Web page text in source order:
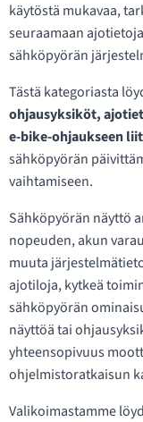
käytöstä mukavaa,
seuraamaan
sähköpyörän
Tästä kategoriasta
ohjausyksiköt,
e-bike-ohjaukseen
sähköpyörän
vaihtamiseen.
Sähköpyörän näyttö
nopeuden, akun
muuta
ajotiloja, kytkeä
sähköpyörän
näyttöä tai
yhteensopivuus
ohjelmistoratkaisun
Valikoimastamme